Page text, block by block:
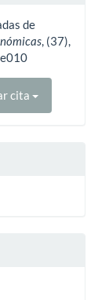
de
, (37),
cita